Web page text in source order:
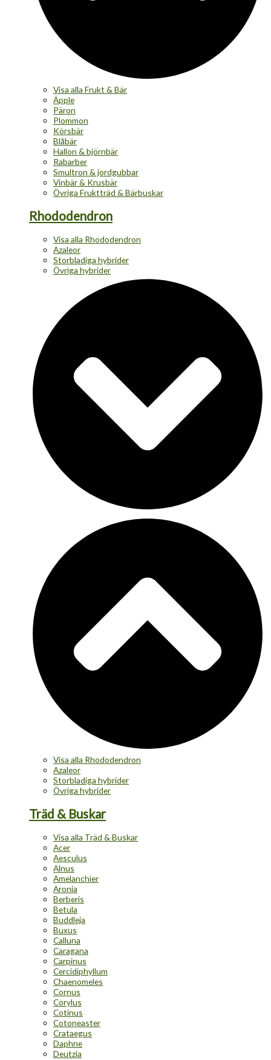
Visa alla Frukt & Bär
Äpple
Päron
Plommon
Körsbär
Blåbär
Hallon & björnbär
Rabarber
Smultron & jordgubbar
Vinbär & Krusbär
Övriga Fruktträd & Bärbuskar
Rhododendron
Visa alla Rhododendron
Azaleor
Storbladiga hybrider
Övriga hybrider
Visa alla Rhododendron
Azaleor
Storbladiga hybrider
Övriga hybrider
Träd & Buskar
Visa alla Träd & Buskar
Acer
Aesculus
Alnus
Amelanchier
Aronia
Berberis
Betula
Buddleja
Buxus
Calluna
Caragana
Carpinus
Cercidiphyllum
Chaenomeles
Cornus
Corylus
Cotinus
Cotoneaster
Crataegus
Daphne
Deutzia